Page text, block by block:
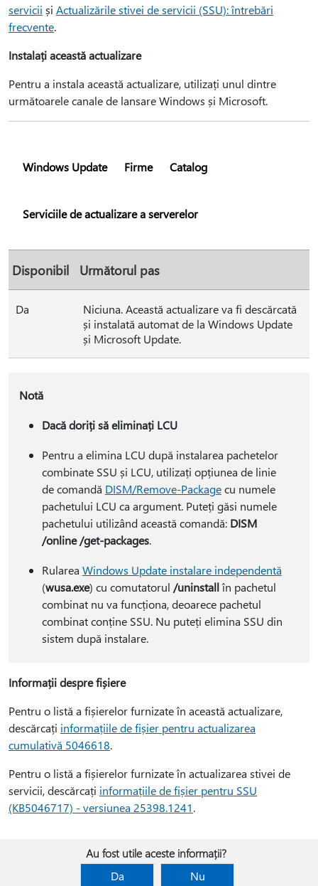
servicii și Actualizările stivei de servicii (SSU): întrebări
frecvente.
Instalați această actualizare
Pentru a instala această actualizare, utilizați unul dintre
următoarele canale de lansare Windows și Microsoft.
Windows Update Firme Catalog
Serviciile de actualizare a serverelor
Disponibil Următorul pas
Da
Niciuna. Această actualizare va fi descărcată
și instalată automat de la Windows Update
și Microsoft Update.
Notă
Dacă doriți să eliminați LCU
Pentru a elimina LCU după instalarea pachetelor
combinate SSU și LCU, utilizați opțiunea de linie
de comandă DISM/Remove-Packagecu numele
pachetului LCU ca argument. Puteți găsi numele
pachetului utilizând această comandă: DISM
/online /get-packages.
Rularea Windows Update instalare independentă
(wusa.exe) cu comutatorul /uninstallîn pachetul
combinat nu va funcționa, deoarece pachetul
combinat conține SSU. Nu puteți elimina SSU din
sistem după instalare.
Informații despre fișiere
Pentru o listă a fișierelor furnizate în această actualizare,
descărcați informațiile de fișier pentru actualizarea
cumulativă 5046618.
Pentru o listă a fișierelor furnizate în actualizarea stivei de
servicii, descărcați informațiile de fișier pentru SSU
(KB5046717) - versiunea 25398.1241.
Au fost utile aceste informații?
Da
Nu